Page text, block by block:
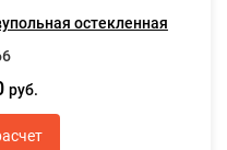
остекленная
руб.